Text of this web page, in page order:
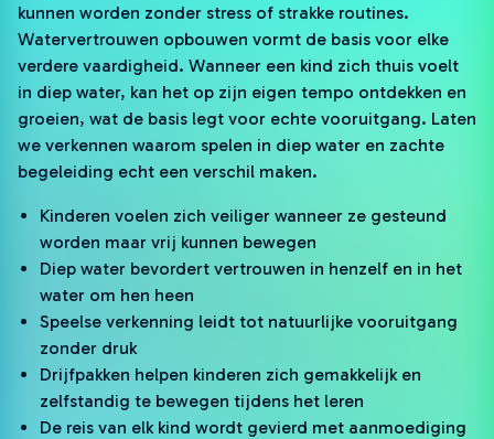
kunnen worden zonder stress of strakke routines.
Watervertrouwen opbouwen vormt de basis voor elke
verdere vaardigheid. Wanneer een kind zich thuis voelt
in diep water, kan het op zijn eigen tempo ontdekken en
groeien, wat de basis legt voor echte vooruitgang. Laten
we verkennen waarom spelen in diep water en zachte
begeleiding echt een verschil maken.
Kinderen voelen zich veiliger wanneer ze gesteund
worden maar vrij kunnen bewegen
Diep water bevordert vertrouwen in henzelf en in het
water om hen heen
Speelse verkenning leidt tot natuurlijke vooruitgang
zonder druk
Drijfpakken helpen kinderen zich gemakkelijk en
zelfstandig te bewegen tijdens het leren
De reis van elk kind wordt gevierd met aanmoediging